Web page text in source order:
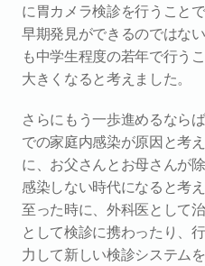
に胃カメラ検診を行うこと
早期発見ができるのではな
も中学生程度の若年で行う
大きくなると考えました。
さらにもう一歩進めるなら
での家庭内感染が原因と考
に、お父さんとお母さんが
感染しない時代になると考
至った時に、外科医として
として検診に携わったり、
力して新しい検診システム